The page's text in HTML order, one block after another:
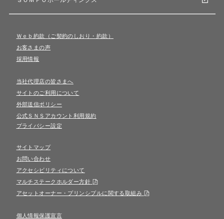
Ｗｅｂ約款（ご契約のしおり・約款）
お客さまの声
採用情報
当社代理店の皆さまへ
サイトのご利用について
外部送信ポリシー
公式ＳＮＳアカウント利用規約
プライバシー設定
サイトマップ
お問い合わせ
アクセシビリティについて
マルチステークホルダー方針
アセットオーナー・プリンシプルに関する取組み
個人情報保護宣言